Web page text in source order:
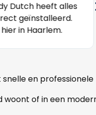
Dutch heeft alles
geïnstalleerd.
in Haarlem.
snelle en professionele
woont of in een